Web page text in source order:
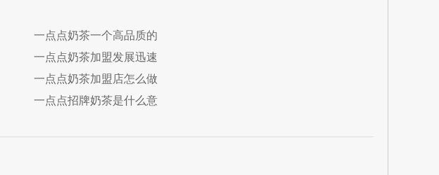
一点点奶茶一个高品质的
一点点奶茶加盟发展迅速
一点点奶茶加盟店怎么做
一点点招牌奶茶是什么意